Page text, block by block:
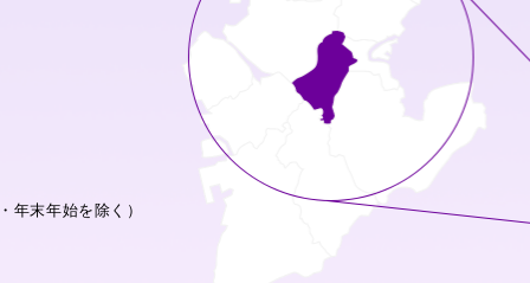
年末年始を除く）